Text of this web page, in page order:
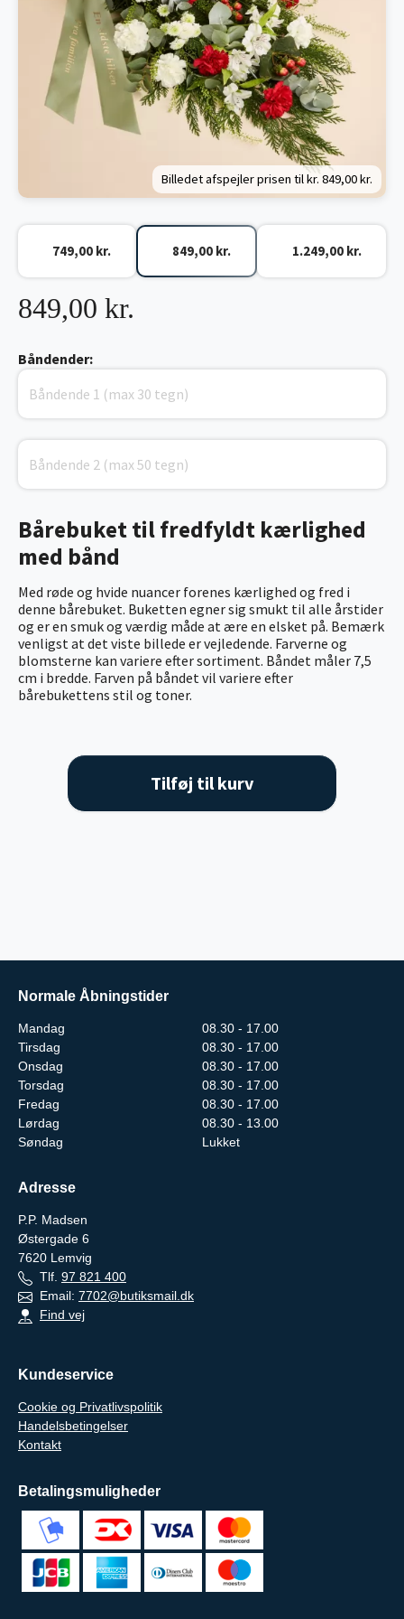
Billedet afspejler prisen til kr.849,00 kr.
Bårebuket til fredfyldt kærlighed
med bånd
Med røde og hvide nuancer forenes kærlighed og fred i
denne bårebuket. Buketten egner sig smukt til alle årstider
og er en smuk og værdig måde at ære en elsket på. Bemærk
venligst at det viste billede er vejledende. Farverne og
blomsterne kan variere efter sortiment. Båndet måler 7,5
cm i bredde. Farven på båndet vil variere efter
bårebukettens stil og toner.
849,00 kr.
749,00 kr. 849,00 kr. 1.249,00 kr.
Båndender:
Tilføj til kurv
Normale Åbningstider
Mandag
08.30 - 17.00
Tirsdag
08.30 - 17.00
Onsdag
08.30 - 17.00
Torsdag
08.30 - 17.00
Fredag
08.30 - 17.00
Lørdag
08.30 - 13.00
Søndag
Lukket
Adresse
P.P. Madsen
Østergade 6
7620 Lemvig
Tlf. 97 821 400
Email: 7702@butiksmail.dk
Find vej
Kundeservice
Cookie og Privatlivspolitik
Handelsbetingelser
Kontakt
Betalingsmuligheder